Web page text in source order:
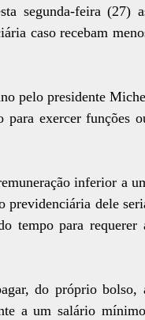
segunda-feira (27)
caso recebam
pelo presidente
para exercer funções
inferior a
previdenciária dele
tempo para requerer
do próprio bolso,
a um salário